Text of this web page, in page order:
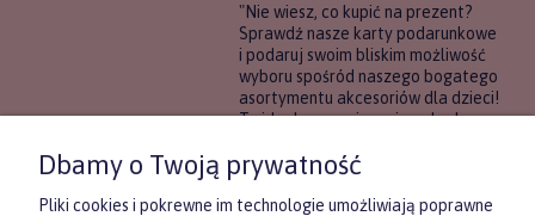
"Nie wiesz, co kupić na prezent?
Sprawdź nasze karty podarunkowe
i podaruj swoim bliskim możliwość
wyboru spośród naszego bogatego
asortymentu akcesoriów dla dzieci!
To idealne rozwiązanie, gdy chcesz
pewności, co będzie najbardziej
trafione.
Dbamy o Twoją prywatność
Pliki cookies i pokrewne im technologie umożliwiają poprawne